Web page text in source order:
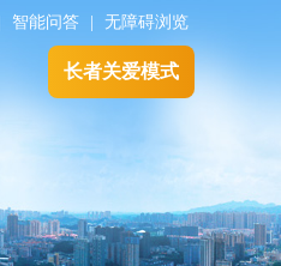
智能问答 无障碍浏览
长者关爱模式